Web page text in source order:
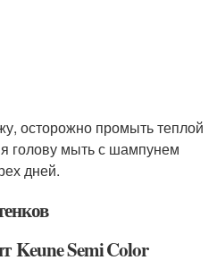
осторожно промыть теплой
голову мыть с шампунем
дней.
Keune Semi Color